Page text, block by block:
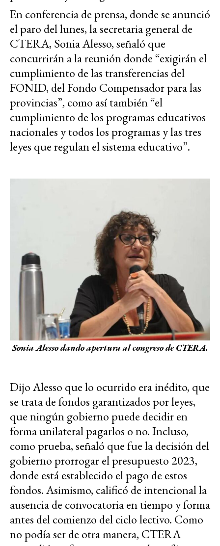
En conferencia de prensa, donde se anunció
el paro del lunes, la secretaria general de
CTERA, Sonia Alesso, señaló que
concurrirán a la reunión donde “exigirán el
cumplimiento de las transferencias del
FONID, del Fondo Compensador para las
provincias”, como así también “el
cumplimiento de los programas educativos
nacionales y todos los programas y las tres
leyes que regulan el sistema educativo”.
Sonia Alesso dando apertura al congreso de CTERA.
Dijo Alesso que lo ocurrido era inédito, que
se trata de fondos garantizados por leyes,
que ningún gobierno puede decidir en
forma unilateral pagarlos o no. Incluso,
como prueba, señaló que fue la decisión del
gobierno prorrogar el presupuesto 2023,
donde está establecido el pago de estos
fondos. Asimismo, calificó de intencional la
ausencia de convocatoria en tiempo y forma
antes del comienzo del ciclo lectivo. Como
no podía ser de otra manera, CTERA